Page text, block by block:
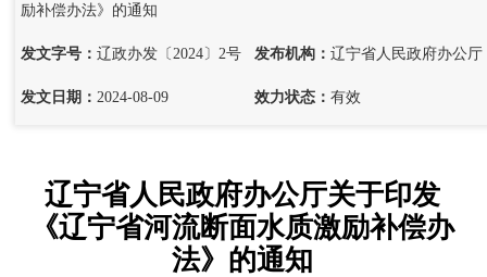
励补偿办法》的通知
发文字号： 辽政办发〔2024〕2号 发布机构： 辽宁省人民政府办公厅
发文日期： 2024-08-09 效力状态： 有效
辽宁省人民政府办公厅关于印发
《辽宁省河流断面水质激励补偿办
法》的通知